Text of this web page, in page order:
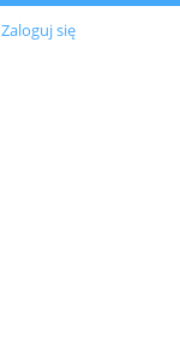
Zaloguj się